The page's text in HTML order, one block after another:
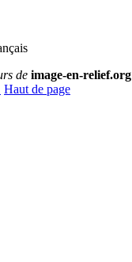
de image-en-relief.org
Haut de page